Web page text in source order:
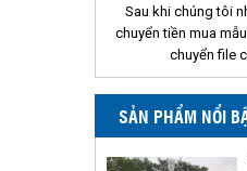
Sau khi chúng tôi
chuyển tiền mua
chuyển file
SẢN PHẨM NỔI